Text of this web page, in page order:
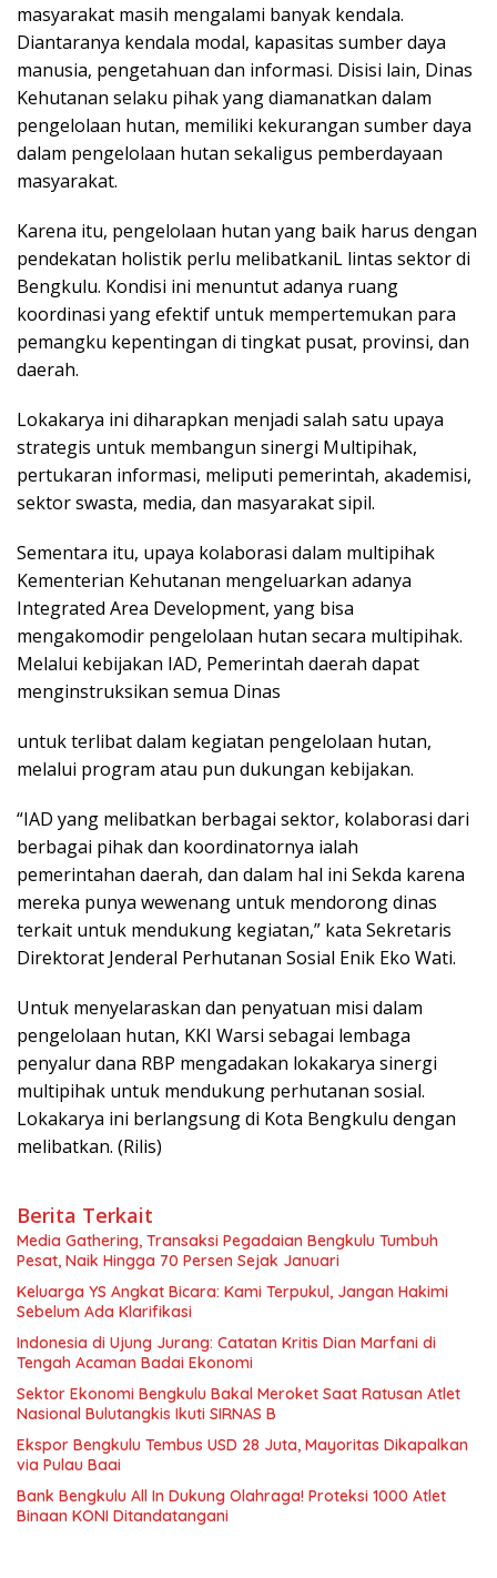
masyarakat masih mengalami banyak kendala.
Diantaranya kendala modal, kapasitas sumber daya
manusia, pengetahuan dan informasi. Disisi lain, Dinas
Kehutanan selaku pihak yang diamanatkan dalam
pengelolaan hutan, memiliki kekurangan sumber daya
dalam pengelolaan hutan sekaligus pemberdayaan
masyarakat.
Karena itu, pengelolaan hutan yang baik harus dengan
pendekatan holistik perlu melibatkaniL lintas sektor di
Bengkulu. Kondisi ini menuntut adanya ruang
koordinasi yang efektif untuk mempertemukan para
pemangku kepentingan di tingkat pusat, provinsi, dan
daerah.
Lokakarya ini diharapkan menjadi salah satu upaya
strategis untuk membangun sinergi Multipihak,
pertukaran informasi, meliputi pemerintah, akademisi,
sektor swasta, media, dan masyarakat sipil.
Sementara itu, upaya kolaborasi dalam multipihak
Kementerian Kehutanan mengeluarkan adanya
Integrated Area Development, yang bisa
mengakomodir pengelolaan hutan secara multipihak.
Melalui kebijakan IAD, Pemerintah daerah dapat
menginstruksikan semua Dinas
untuk terlibat dalam kegiatan pengelolaan hutan,
melalui program atau pun dukungan kebijakan.
“IAD yang melibatkan berbagai sektor, kolaborasi dari
berbagai pihak dan koordinatornya ialah
pemerintahan daerah, dan dalam hal ini Sekda karena
mereka punya wewenang untuk mendorong dinas
terkait untuk mendukung kegiatan,” kata Sekretaris
Direktorat Jenderal Perhutanan Sosial Enik Eko Wati.
Untuk menyelaraskan dan penyatuan misi dalam
pengelolaan hutan, KKI Warsi sebagai lembaga
penyalur dana RBP mengadakan lokakarya sinergi
multipihak untuk mendukung perhutanan sosial.
Lokakarya ini berlangsung di Kota Bengkulu dengan
melibatkan. (Rilis)
Berita Terkait
Media Gathering, Transaksi Pegadaian Bengkulu Tumbuh
Pesat, Naik Hingga 70 Persen Sejak Januari
Keluarga YS Angkat Bicara: Kami Terpukul, Jangan Hakimi
Sebelum Ada Klarifikasi
Indonesia di Ujung Jurang: Catatan Kritis Dian Marfani di
Tengah Acaman Badai Ekonomi
Sektor Ekonomi Bengkulu Bakal Meroket Saat Ratusan Atlet
Nasional Bulutangkis Ikuti SIRNAS B
Ekspor Bengkulu Tembus USD 28 Juta, Mayoritas Dikapalkan
via Pulau Baai
Bank Bengkulu All In Dukung Olahraga! Proteksi 1000 Atlet
Binaan KONI Ditandatangani